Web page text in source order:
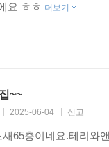
요 ㅎㅎ 더보기
~~
2025-06-04 신고
65층이네요.테리와